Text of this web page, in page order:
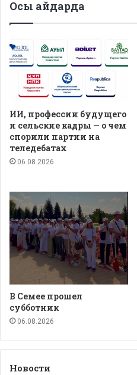
Осы айдарда
ИИ, профессии будущего
и сельские кадры — о чем
спорили партии на
теледебатах
06.08.2026
В Семее прошел
субботник
06.08.2026
Новости